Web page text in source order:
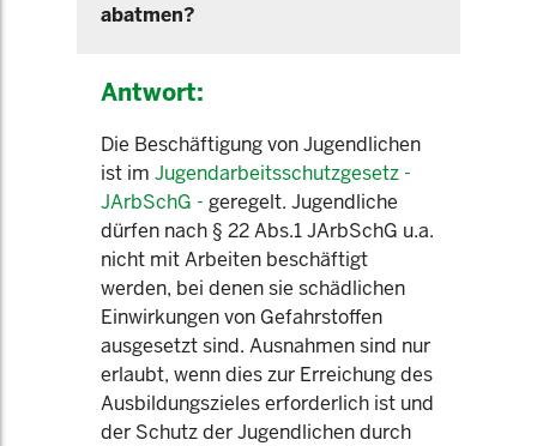
abatmen?
Antwort:
Die Beschäftigung von Jugendlichen
ist im Jugendarbeitsschutzgesetz -
JArbSchG - geregelt. Jugendliche
dürfen nach § 22 Abs.1 JArbSchG u.a.
nicht mit Arbeiten beschäftigt
werden, bei denen sie schädlichen
Einwirkungen von Gefahrstoffen
ausgesetzt sind. Ausnahmen sind nur
erlaubt, wenn dies zur Erreichung des
Ausbildungszieles erforderlich ist und
der Schutz der Jugendlichen durch